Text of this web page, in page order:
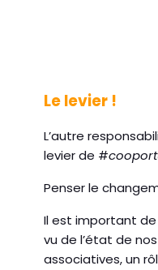
Le levier !
L’autre
levier de #
Penser le
Il est important de
vu de l’état de
associatives, un